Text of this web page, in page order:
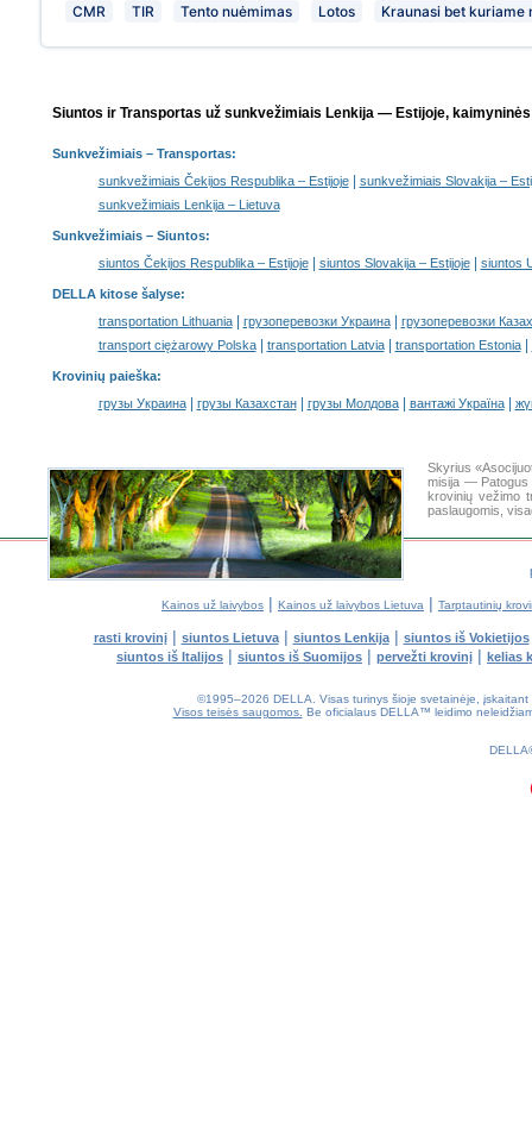
CMR TIR Tento nuėmimas Lotos Kraunasi bet kuriame
Siuntos ir Transportas už sunkvežimiais Lenkija — Estijoje,
Sunkvežimiais– Transportas:
sunkvežimiais Čekijos Respublika – Estijoje|
sunkvežimiais Slovakija –
sunkvežimiais Lenkija – Lietuva
Sunkvežimiais – Siuntos:
siuntos Čekijos Respublika – Estijoje| siuntos Slovakija – Estijoje| siuntos
DELLA kitose šalyse:
transportation Lithuania| грузоперевозки Украина|
грузоперевозки
transport ciężarowy Polska| transportation Latvia| transportation Estonia|
Krovinių paieška:
грузы Украина| грузы Казахстан| грузы Молдова| вантажі Україна|
Skyrius
misija — Patogus
krovinių vežimo
paslaugomis,
Kainos už laivybos | Kainos už laivybos Lietuva | Tarptautinių
rasti krovinį| siuntos Lietuva| siuntos Lenkija| siuntos iš Vokietijos
siuntos iš Italijos | siuntos iš Suomijos | pervežti krovinį | kelias
©1995–2026 DELLA. Visas turinys šioje svetainėje,
Visos teisės saugomos. Be oficialaus DELLA™ leidimo